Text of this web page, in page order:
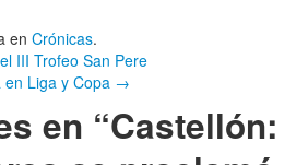
en Crónicas.
III Trofeo San Pere
Liga y Copa →
en “Castellón: